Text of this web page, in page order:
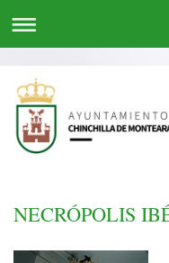
NECRÓPOLIS